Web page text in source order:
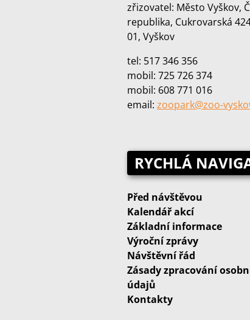
zřizovatel: Město Vyškov,
republika, Cukrovarská
01, Vyškov
tel: 517 346 356
mobil: 725 726 374
mobil: 608 771 016
email:
RYCHLÁ
Před návštěvou
Kalendář akcí
Základní informace
Výroční zprávy
Návštěvní řád
Zásady zpracování
údajů
Kontakty